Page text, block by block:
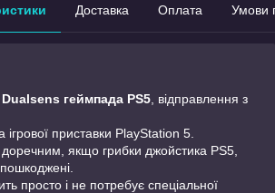
Доставка Оплата Умови
геймпада PS5 , відправлення з
приставки PlayStation 5.
якщо грибки джойстика PS5,
просто і не потребує спеціальної